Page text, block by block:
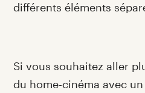
différents éléments
Si vous souhaitez aller
du home-cinéma avec